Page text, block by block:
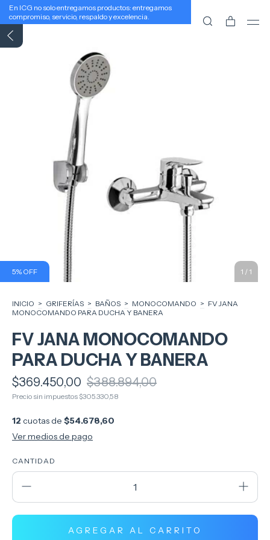
En ICG no solo entregamos productos: entregamos
compromiso, servicio, respaldo y excelencia.
5% OFF 1 / 1
INICIO > GRIFERÍAS > BAÑOS > MONOCOMANDO > FV JANA
MONOCOMANDO PARA DUCHA Y BANERA
FV JANA MONOCOMANDO
PARA DUCHA Y BANERA
$369.450,00 $388.894,00
Precio sin impuestos $305.330,58
12 cuotas de $54.678,60
Ver medios de pago
CANTIDAD